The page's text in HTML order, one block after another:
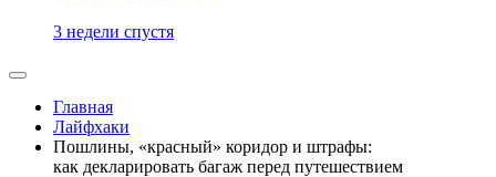
3 недели спустя
Главная
Лайфхаки
Пошлины, «красный» коридор и штрафы:
как декларировать багаж перед путешествием